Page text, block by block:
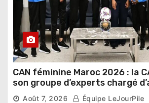
CAN féminine Maroc 2026 : la
son groupe d’experts chargé
compétition
Août 7, 2026 Équipe LeJourPile